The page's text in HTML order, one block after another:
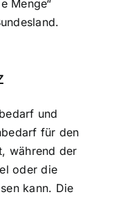
Menge“
und
für den
während der
oder die
kann. Die